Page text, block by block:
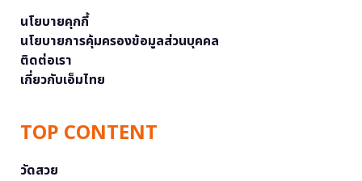
นโยบายคุกกี้
นโยบายการคุ้มครองข้อมูลส่วนบุคคล
ติดต่อเรา
เกี่ยวกับเอ็มไทย
TOP CONTENT
วัดสวย